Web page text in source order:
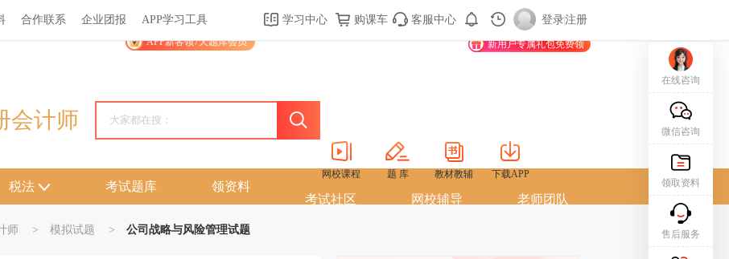
合作联系 企业团报 APP学习工具 学习中心 购课车 客服中心 登录|注册
关于我们 帮助中心 APP学习工具
APP新客领7天题库会员
渠道合作 企业团报 购课车 登录/注册
新用户专属礼包免费领
会计师
网校课程 题 库 教材教辅 下载APP
税法 考试题库
领资料
考试社区
网校辅导 老师团队
师 > 模拟试题 > 公司战略与风险管理试题
在线咨询
微信咨询
领取资料
售后服务